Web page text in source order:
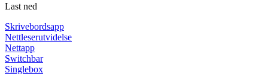
Last ned
Skrivebordsapp
Nettleserutvidelse
Nettapp
Switchbar
Singlebox